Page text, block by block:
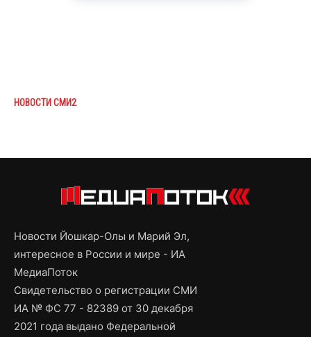
НОВОСТИ СМИ2
Новости Йошкар-Олы и Марий Эл,
интересное в России и мире - ИА
МедиаПоток
Свидетельство о регистрации СМИ
ИА № ФС 77 - 82389 от 30 декабря
2021 года выдано Федеральной